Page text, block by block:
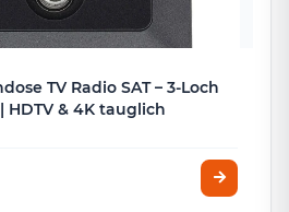
TV Radio SAT – 3-Loch
HDTV & 4K tauglich